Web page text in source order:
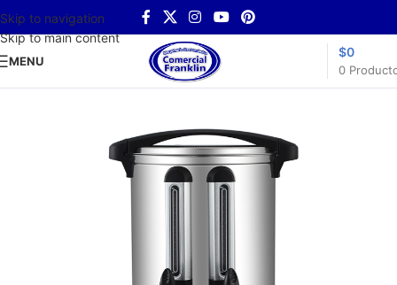
Skip to navigation
Skip to main content
MENU
0
$0